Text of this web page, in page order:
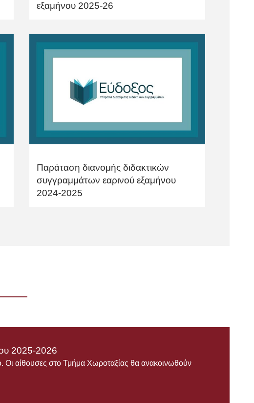
εξαμήνου 2025-26
Παράταση διανομής διδακτικών
συγγραμμάτων εαρινού εξαμήνου
2024-2025
2025-2026
Οι αίθουσες στο Τμήμα Χωροταξίας θα ανακοινωθούν